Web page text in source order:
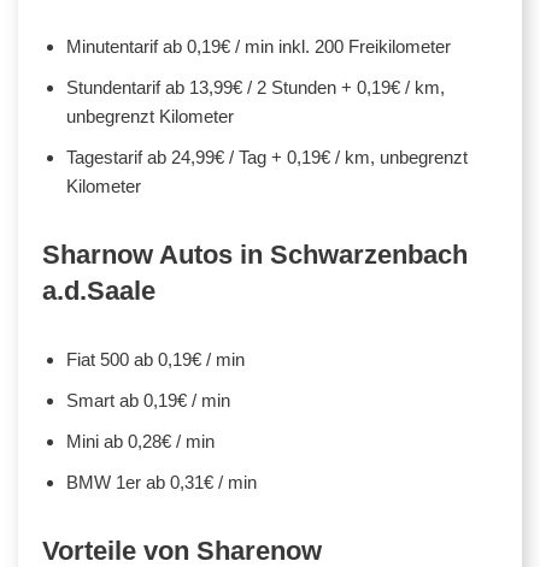
Minutentarif ab 0,19€ / min inkl. 200 Freikilometer
Stundentarif ab 13,99€ / 2 Stunden + 0,19€ / km,
unbegrenzt Kilometer
Tagestarif ab 24,99€ / Tag + 0,19€ / km, unbegrenzt
Kilometer
Sharnow Autos in Schwarzenbach
a.d.Saale
Fiat 500 ab 0,19€ / min
Smart ab 0,19€ / min
Mini ab 0,28€ / min
BMW 1er ab 0,31€ / min
Vorteile von Sharenow